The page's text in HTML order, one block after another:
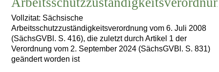
Vollzitat: Sächsische
Arbeitsschutzzuständigkeitsverordnung vom 6. Juli 2008
(SächsGVBl. S. 416), die zuletzt durch Artikel 1 der
Verordnung vom 2. September 2024 (SächsGVBl. S. 831)
geändert worden ist